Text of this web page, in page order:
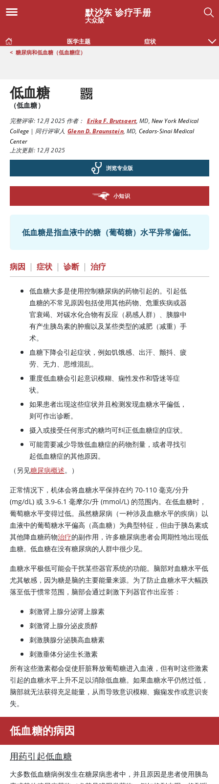
默沙东 诊疗手册
大众版
医学主题 症状
< 糖尿病和低血糖（低血糖症）
低血糖
（低血糖）
完整评审:12月 2025作者： Erika F. Brutsaert,MD, New York Medical
College| 同行评审人 Glenn D. Braunstein,MD, Cedars-Sinai Medical
Center
上次更新: 12月 2025
浏览专业版
小知识
低血糖是指血液中的糖（葡萄糖）水平异常偏低。
病因 | 症状 | 诊断 | 治疗
低血糖大多是使用控制糖尿病的药物引起的。引起低
血糖的不常见原因包括使用其他药物、危重疾病或器
官衰竭、对碳水化合物有反应（易感人群）、胰腺中
有产生胰岛素的肿瘤以及某些类型的减肥（减重）手
术。
血糖下降会引起症状，例如饥饿感、出汗、颤抖、疲
劳、无力、思维混乱。
重度低血糖会引起意识模糊、痫性发作和昏迷等症
状。
如果患者出现这些症状并且检测发现血糖水平偏低，
则可作出诊断。
摄入或接受任何形式的糖均可纠正低血糖症的症状。
可能需要减少导致低血糖症的药物剂量，或者寻找引
起低血糖症的其他原因。
（另见糖尿病概述。）
正常情况下，机体会将血糖水平保持在约 70-110 毫克/分升
(mg/dL) 或 3.9-6.1 毫摩尔/升 (mmol/L) 的范围内。在低血糖时，
葡萄糖水平变得过低。虽然糖尿病（一种涉及血糖水平的疾病）以
血液中的葡萄糖水平偏高（高血糖）为典型特征，但由于胰岛素或
其他降血糖药物治疗的副作用，许多糖尿病患者会周期性地出现低
血糖。低血糖在没有糖尿病的人群中很少见。
血糖水平极低可能会干扰某些器官系统的功能。脑部对血糖水平低
尤其敏感，因为糖是脑的主要能量来源。为了防止血糖水平大幅跌
落至低于惯常范围，脑部会通过刺激下列器官作出应答：
刺激肾上腺分泌肾上腺素
刺激肾上腺分泌皮质醇
刺激胰腺分泌胰高血糖素
刺激垂体分泌生长激素
所有这些激素都会促使肝脏释放葡萄糖进入血液，但有时这些激素
引起的血糖水平上升不足以消除低血糖。如果血糖水平仍然过低，
脑部就无法获得充足能量，从而导致意识模糊、癫痫发作或意识丧
失。
低血糖的病因
用药引起低血糖
大多数低血糖病例发生在糖尿病患者中，并且原因是患者使用胰岛